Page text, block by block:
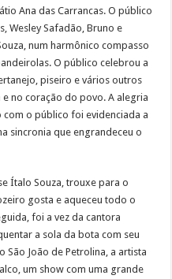
Ana das Carrancas. O público
Wesley Safadão, Bruno e
num harmônico compasso
O público celebrou a
piseiro e vários outros
no coração do povo. A alegria
com o público foi evidenciada a
sincronia que engrandeceu o
Ítalo Souza, trouxe para o
gosta e aqueceu todo o
foi a vez da cantora
a sola da bota com seu
São João de Petrolina, a artista
um show com uma grande